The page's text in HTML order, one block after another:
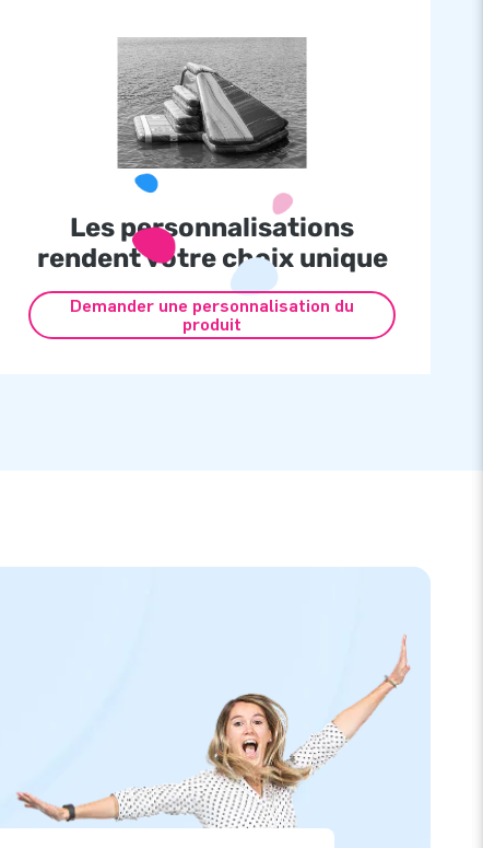
Les personnalisations
rendent votre choix unique
Demander une personnalisation du
produit